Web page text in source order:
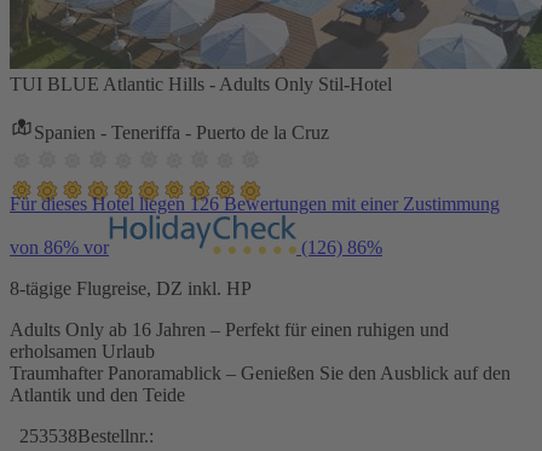
TUI BLUE Atlantic Hills - Adults Only Stil-Hotel
Spanien - Teneriffa - Puerto de la Cruz
Für dieses Hotel liegen 126 Bewertungen mit einer Zustimmung
von 86% vor (126) 86%
8-tägige Flugreise, DZ inkl. HP
Adults Only ab 16 Jahren – Perfekt für einen ruhigen und
erholsamen Urlaub
Traumhafter Panoramablick – Genießen Sie den Ausblick auf den
Atlantik und den Teide
253538Bestellnr.: